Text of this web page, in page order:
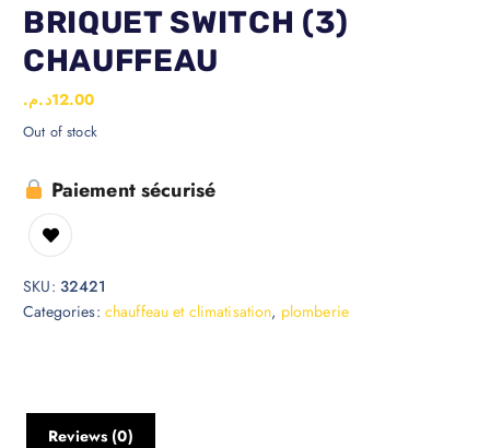
BRIQUET SWITCH (3)
CHAUFFEAU
12.00د.م.
Out of stock
Paiement sécurisé
SKU: 32421
Categories: chauffeau et climatisation, plomberie
Reviews (0)